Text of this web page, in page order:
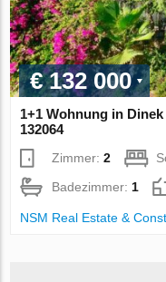
€ 132 000
1+1 Wohnung in
132064
Zimmer:2
Badezimmer:1
NSM Real Estate &